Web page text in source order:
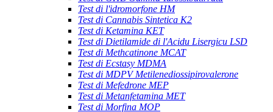
Test di l'idromorfone HM
Test di Cannabis Sintetica K2
Test di Ketamina KET
Test di Dietilamide di l'Acidu Lisergicu LSD
Test di Methcatinone MCAT
Test di Ecstasy MDMA
Test di MDPV Metilenediossipirovalerone
Test di Mefedrone MEP
Test di Metanfetamina MET
Test di Morfina MOP